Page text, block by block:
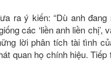
ra ý kiến: “Dù anh
các ‘liền anh liền
lời phân tích tài tình
quan họ chính hiệu.